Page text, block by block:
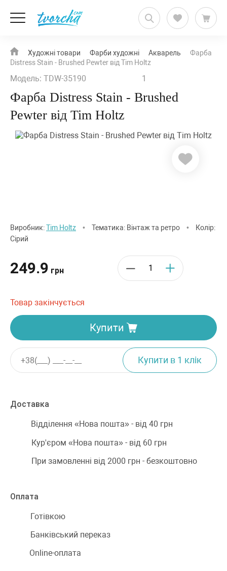
Художні товари Фарби художні Акварель
Фарба
Distress Stain - Brushed Pewter від Tim Holtz
Модель: TDW-35190 1
Фарба Distress Stain - Brushed
Pewter від Tim Holtz
Виробник:Tim Holtz • Тематика: Вінтаж та ретро •
Колір:
Сірий
249.9 грн
Товар закінчується
Купити
Доставка
Відділення «Нова пошта» - від 40 грн
Кур'єром «Нова пошта» - від 60 грн
При замовленні від 2000 грн - безкоштовно
Оплата
Готівкою
Банківський переказ
Online-оплата